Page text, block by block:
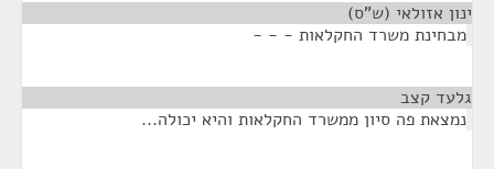
ינון אזולאי (ש"ס)
מבחינת משרד החקלאות - - -
גלעד קצב
נמצאת פה סיון ממשרד החקלאות והיא יכולה...